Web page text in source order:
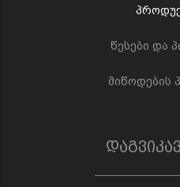
წესები და
მიწოდების